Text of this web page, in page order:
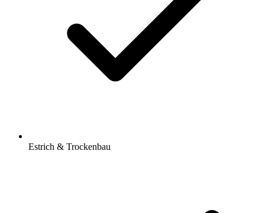
Estrich & Trockenbau